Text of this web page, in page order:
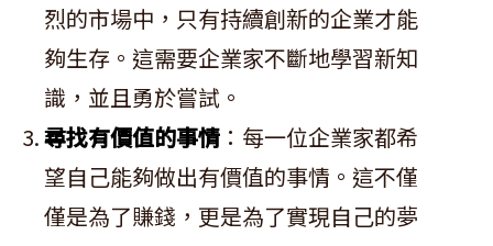
烈的市場中，只有持續創新的企業才能
夠生存。這需要企業家不斷地學習新知
識，並且勇於嘗試。
尋找有價值的事情 ：每一位企業家都希
望自己能夠做出有價值的事情。這不僅
僅是為了賺錢，更是為了實現自己的夢